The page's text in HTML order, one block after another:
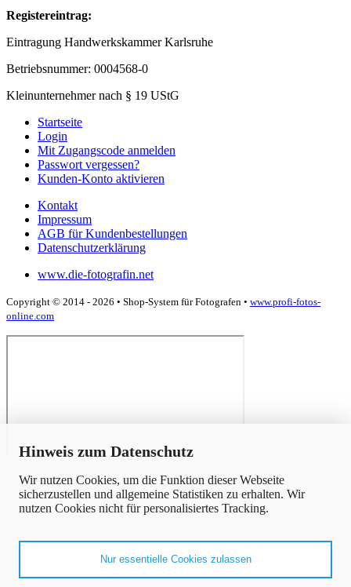
Hinweis zum Datenschutz
Wir nutzen Cookies, um die Funktion dieser Webseite
sicherzustellen und allgemeine Statistiken zu erhalten. Wir
nutzen Cookies nicht für personalisiertes Tracking.
Nur essentielle Cookies zulassen
Registereintrag:
Eintragung Handwerkskammer Karlsruhe
Betriebsnummer: 0004568-0
Kleinunternehmer nach § 19 UStG
Startseite
Login
Mit Zugangscode anmelden
Passwort vergessen?
Kunden-Konto aktivieren
Kontakt
Impressum
AGB für Kundenbestellungen
Datenschutzerklärung
www.die-fotografin.net
Copyright © 2014 - 2026 • Shop-System für Fotografen • www.profi-fotos-
online.com